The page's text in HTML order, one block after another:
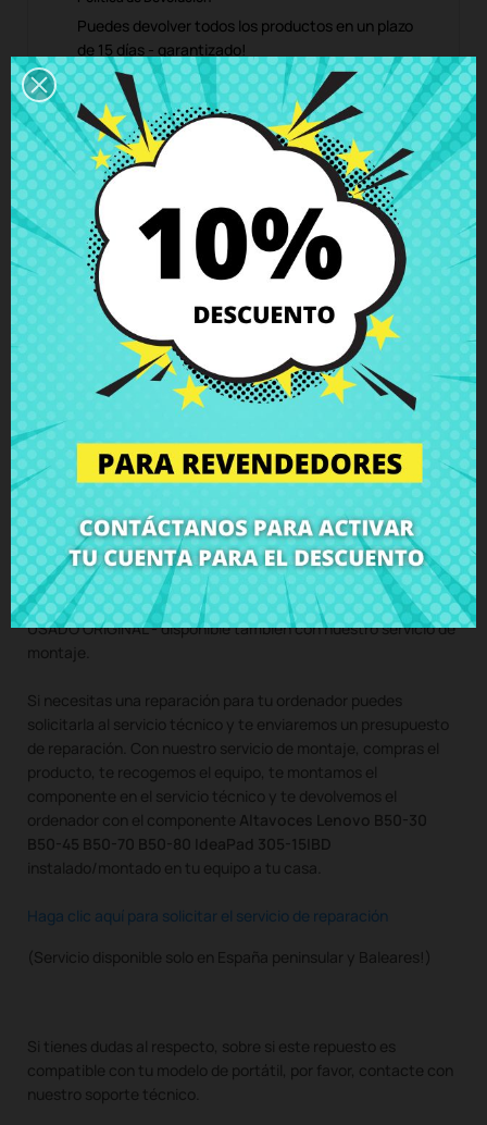
Puedes devolver todos los productos en un plazo
de 15 días - garantizado!
Detalles del producto
Grados
Altavoces Lenovo B50-30 B50-45
B50-70 B50-80 IdeaPad 305-15IBD
CompraAltavoces Lenovo B50-30 B50-45 B50-70 B50-80
IdeaPad 305-15IBD al mejor precio en CRParts - PRODUCTO
USADO ORIGINAL - disponible también con nuestro servicio de
montaje.
Si necesitas una reparación para tu ordenador puedes
solicitarla al servicio técnico y te enviaremos un presupuesto
de reparación. Con nuestro servicio de montaje, compras el
producto, te recogemos el equipo, te montamos el
componente en el servicio técnico y te devolvemos el
ordenador con el componente Altavoces Lenovo B50-30
B50-45 B50-70 B50-80 IdeaPad 305-15IBD
instalado/montado en tu equipo a tu casa.
Haga clic aquí para solicitar el servicio de reparación
(Servicio disponible solo en España peninsular y Baleares!)
Si tienes dudas al respecto, sobre si este repuesto es
compatible con tu modelo de portátil, por favor, contacte con
nuestro soporte técnico.